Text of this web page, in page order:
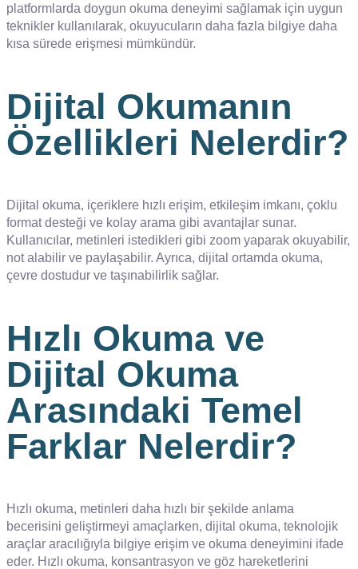
platformlarda doygun okuma deneyimi sağlamak için uygun
teknikler kullanılarak, okuyucuların daha fazla bilgiye daha
kısa sürede erişmesi mümkündür.
Dijital Okumanın
Özellikleri Nelerdir?
Dijital okuma, içeriklere hızlı erişim, etkileşim imkanı, çoklu
format desteği ve kolay arama gibi avantajlar sunar.
Kullanıcılar, metinleri istedikleri gibi zoom yaparak okuyabilir,
not alabilir ve paylaşabilir. Ayrıca, dijital ortamda okuma,
çevre dostudur ve taşınabilirlik sağlar.
Hızlı Okuma ve
Dijital Okuma
Arasındaki Temel
Farklar Nelerdir?
Hızlı okuma, metinleri daha hızlı bir şekilde anlama
becerisini geliştirmeyi amaçlarken, dijital okuma, teknolojik
araçlar aracılığıyla bilgiye erişim ve okuma deneyimini ifade
eder. Hızlı okuma, konsantrasyon ve göz hareketlerini